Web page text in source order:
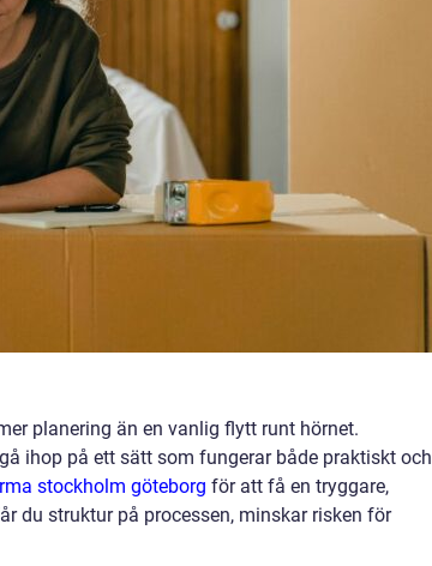
planering än en vanlig flytt runt hörnet.
ihop på ett sätt som fungerar både praktiskt och
stockholm göteborg för att få en tryggare,
du struktur på processen, minskar risken för